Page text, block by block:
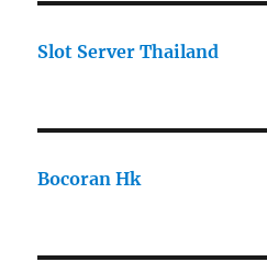
Slot Server Thailand
Bocoran Hk